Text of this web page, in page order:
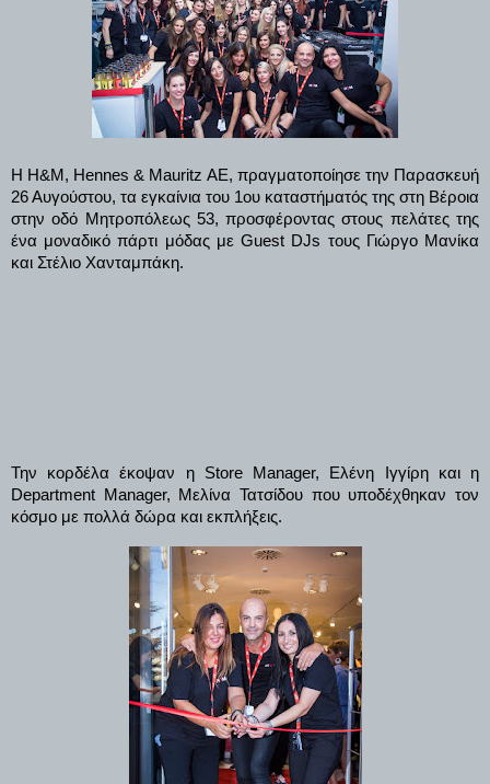
Η H&M, Hennes & Mauritz ΑΕ, πραγματοποίησε την Παρασκευή
26 Αυγούστου, τα εγκαίνια του 1ου καταστήματός της στη Βέροια
στην οδό Μητροπόλεως 53, προσφέροντας στους πελάτες της
ένα μοναδικό πάρτι μόδας με Guest DJs τους Γιώργο Μανίκα
και Στέλιο Χανταμπάκη.
Την κορδέλα έκοψαν η Store Manager, Ελένη Ιγγίρη και η
Department Manager, Μελίνα Τατσίδου που υποδέχθηκαν τον
κόσμο με πολλά δώρα και εκπλήξεις.